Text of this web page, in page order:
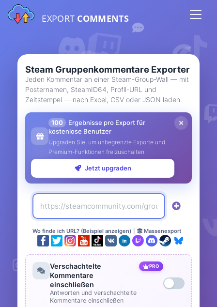
EXPORT COMMENTS
Steam Gruppenkommentare Exporter
Jeden Kommentar an einer Steam-Group-Wall — mit
Posternamen, SteamID64, Profil-URL und
Zeitstempel — nach Excel, CSV oder JSON laden.
100
Ergebnisse pro Export für
kostenlose Benutzer
Upgraden Sie, um unbegrenzte Exporte und
Premium-Funktionen freizuschalten
Jetzt upgraden
Wo finde ich URL? (Beispiel anzeigen) Massenexport
Verschachtelte
Kommentare
einschließen
PRO
Antworten und verschachtelte
Kommentare einschließen